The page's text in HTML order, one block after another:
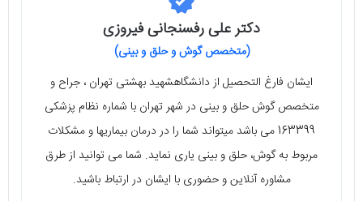
دکتر علی رفسنجانی فیروزی
(متخصص گوش و حلق و بینی)
ایشان فارغ التحصیل از دانشگاهشهید بهشتی تهران ، جراح و
متخصص گوش حلق و بینی در شهر تهران با شماره نظام پزشکی
163399 می باشد میتواند شما را در درمان بیماریها و مشکلات
مربوط به گوش، حلق و بینی یاری نماید. شما می توانید از طرق
مشاوره آنلاین و حضوری با ایشان در ارتباط باشید.